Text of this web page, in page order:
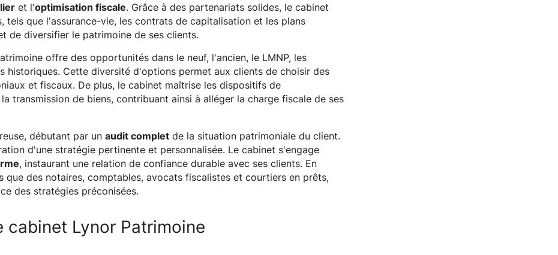
et l'optimisation fiscale. Grâce à des partenariats solides, le cabinet
tels que l'assurance-vie, les contrats de capitalisation et les plans
de diversifier le patrimoine de ses clients.​
offre des opportunités dans le neuf, l'ancien, le LMNP, les
historiques. Cette diversité d'options permet aux clients de choisir des
et fiscaux. De plus, le cabinet maîtrise les dispositifs de
transmission de biens, contribuant ainsi à alléger la charge fiscale de ses
débutant par un audit completde la situation patrimoniale du client.
d'une stratégie pertinente et personnalisée. Le cabinet s'engage
, instaurant une relation de confiance durable avec ses clients. En
que des notaires, comptables, avocats fiscalistes et courtiers en prêts,
des stratégies préconisées.
Lynor Patrimoine